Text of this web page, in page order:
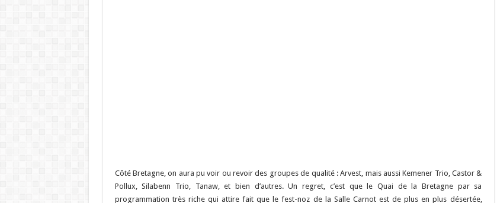
Côté Bretagne, on aura pu voir ou revoir des groupes de qualité : Arvest, mais aussi Kemener Trio, Castor &
Pollux, Silabenn Trio, Tanaw, et bien d’autres. Un regret, c’est que le Quai de la Bretagne par sa
programmation très riche qui attire fait que le fest-noz de la Salle Carnot est de plus en plus désertée,